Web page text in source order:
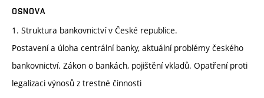
OSNOVA
1. Struktura bankovnictví v České republice.
Postavení a úloha centrální banky, aktuální problémy českého
bankovnictví. Zákon o bankách, pojištění vkladů. Opatření proti
legalizaci výnosů z trestné činnosti